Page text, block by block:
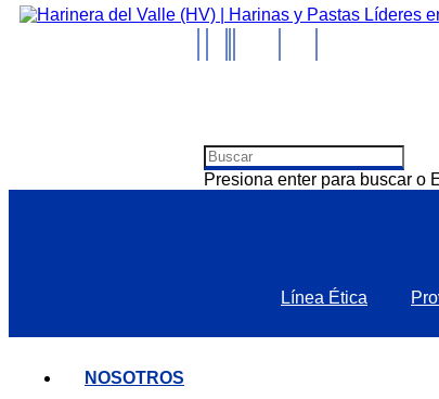
Presiona enter para buscar o
Línea Ética
NOSOTROS